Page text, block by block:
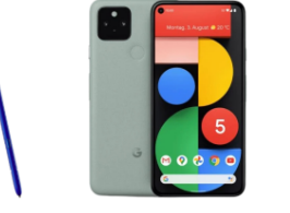
3,990,000₫
Màn hình: OLED, 90Hz, HDR10+
; 6,0 inch, 87,6 cm
(tỷ lệ màn
hình so với thân máy là ~85,9%
Độ phân giải : 1080 x 2340 pixel,
tỷ lệ 19,5: 9 (mật độ ~ 432 ppi)
Xây dựng : Mặt trước bằng kính
(Gorilla Glass 6), mặt sau bằng
nhôm, khung nhôm ; Chống